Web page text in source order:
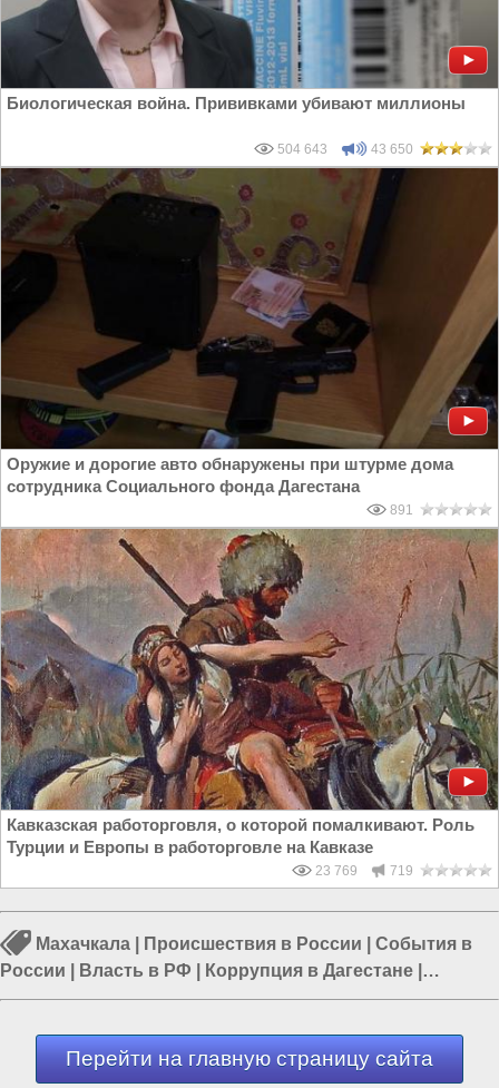
Биологическая война. Прививками убивают миллионы
504 643 43 650
Оружие и дорогие авто обнаружены при штурме дома
сотрудника Социального фонда Дагестана
891
Кавказская работорговля, о которой помалкивают. Роль
Турции и Европы в работорговле на Кавказе
23 769 719
Махачкала Происшествия в России
События в
России
Власть в РФ Коррупция в Дагестане
Коррупция в России|Борьба с терроризмом
Перейти на главную страницу сайта